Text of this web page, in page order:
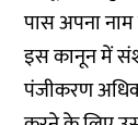
पास अपना
इस कानून में
पंजीकरण